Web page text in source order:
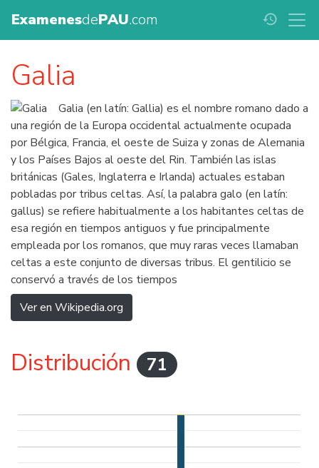
ExamenesdePAU.com history
Galia
Galia (en latín: Gallia) es el nombre romano dado a
una región de la Europa occidental actualmente ocupada
por Bélgica, Francia, el oeste de Suiza y zonas de Alemania
y los Países Bajos al oeste del Rin. También las islas
británicas (Gales, Inglaterra e Irlanda) actuales estaban
pobladas por tribus celtas. Así, la palabra galo (en latín:
gallus) se refiere habitualmente a los habitantes celtas de
esa región en tiempos antiguos y fue principalmente
empleada por los romanos, que muy raras veces llamaban
celtas a este conjunto de diversas tribus. El gentilicio se
conservó a través de los tiempos
Ver en Wikipedia.org
Distribución 71